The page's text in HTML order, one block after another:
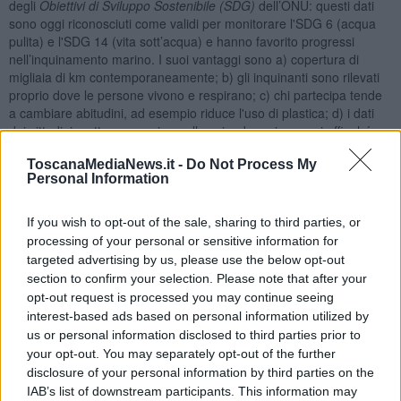
ToscanaMediaNews.it - Do Not Process My
Personal Information
If you wish to opt-out of the sale, sharing to third parties, or
processing of your personal or sensitive information for
targeted advertising by us, please use the below opt-out
section to confirm your selection. Please note that after your
opt-out request is processed you may continue seeing
interest-based ads based on personal information utilized by
us or personal information disclosed to third parties prior to
your opt-out. You may separately opt-out of the further
disclosure of your personal information by third parties on the
IAB’s list of downstream participants. This information may
degli Obiettivi di Sviluppo Sostenibile (SDG) dell’ONU: questi dati
sono oggi riconosciuti come validi per monitorare l'SDG 6 (acqua
pulita) e l'SDG 14 (vita sott’acqua) e hanno favorito progressi
nell’inquinamento marino. I suoi vantaggi sono a) copertura di
migliaia di km contemporaneamente; b) gli inquinanti sono rilevati
proprio dove le persone vivono e respirano; c) chi partecipa tende
a cambiare abitudini, ad esempio riduce l'uso di plastica; d) i dati
dei cittadini mettono pressione alle aziende e ai governi affinché
accountabilityè il principio di responsabilità e rendicontazione per
aver agito correttamente. Ciò implica latrasparenza , l’essere aperti
alla valutazione da parte di terzi.
Ci può essereaccountabilitygrazie a tre fattori chiave: a)Dati
aperti (Open Data) : pubblicare i risultati online rende impossibile
per le autorità ignorarli; b) validazione scientifica: la collaborazione
con università ha reso i dati "inattaccabili" dal punto di vista tecnico;
Media e Advocacy: l’uso dei dati per creare narrazioni forti che
hanno mobilitato l’opinione pubblica.
In diversi casi, i dati raccolti dai cittadini sono stati ammessi in